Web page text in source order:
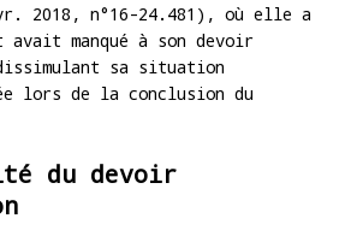
2018, n°16-24.481), où elle a
avait manqué à son devoir
sa situation
lors de la conclusion du
du devoir